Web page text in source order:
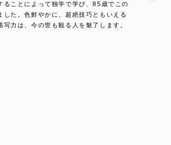
ることによって独学で学び、85歳でこの
した。色鮮やかに、超絶技巧ともいえる
力は、今の世も観る人を魅了します。